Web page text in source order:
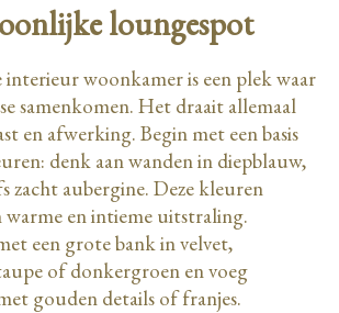
loungespot
interieur woonkameris een plek waar
samenkomen. Het draait allemaal
en afwerking. Begin met een basis
denk aan wanden in diepblauw,
zacht aubergine. Deze kleuren
warme en intieme uitstraling.
een grote bank in velvet,
of donkergroen en voeg
gouden details of franjes.